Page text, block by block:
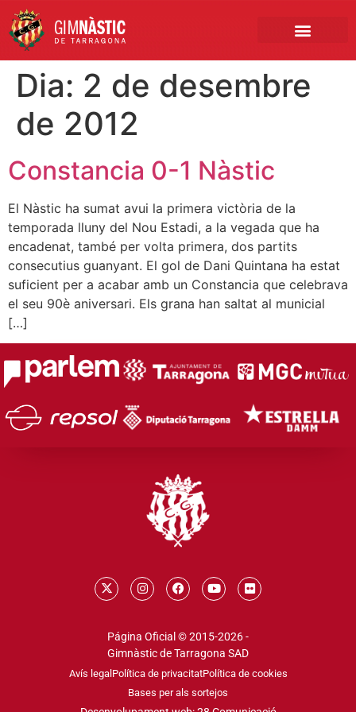
Dia: 2 de desembre
de 2012
Constancia 0-1 Nàstic
El Nàstic ha sumat avui la primera victòria de la
temporada lluny del Nou Estadi, a la vegada que ha
encadenat, també per volta primera, dos partits
consecutius guanyant. El gol de Dani Quintana ha estat
suficient per a acabar amb un Constancia que celebrava
el seu 90è aniversari. Els grana han saltat al municial
[…]
Página Oficial © 2015-2026 -
Gimnàstic de Tarragona SAD
Avís legal Política de privacitatPolítica de cookies
Bases per als sortejos